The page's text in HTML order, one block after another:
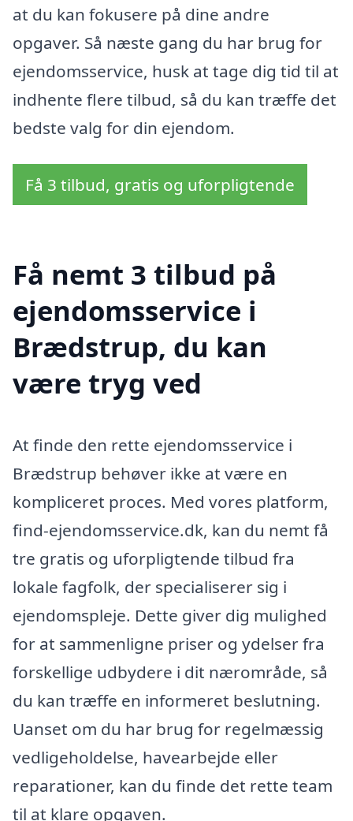
at du kan fokusere på dine andre
opgaver. Så næste gang du har brug for
ejendomsservice, husk at tage dig tid til at
indhente flere tilbud, så du kan træffe det
bedste valg for din ejendom.
Få 3 tilbud, gratis og uforpligtende
Få nemt 3 tilbud på
ejendomsservice i
Brædstrup, du kan
være tryg ved
At finde den rette ejendomsservice i
Brædstrup behøver ikke at være en
kompliceret proces. Med vores platform,
find-ejendomsservice.dk, kan du nemt få
tre gratis og uforpligtende tilbud fra
lokale fagfolk, der specialiserer sig i
ejendomspleje. Dette giver dig mulighed
for at sammenligne priser og ydelser fra
forskellige udbydere i dit nærområde, så
du kan træffe en informeret beslutning.
Uanset om du har brug for regelmæssig
vedligeholdelse, havearbejde eller
reparationer, kan du finde det rette team
til at klare opgaven.